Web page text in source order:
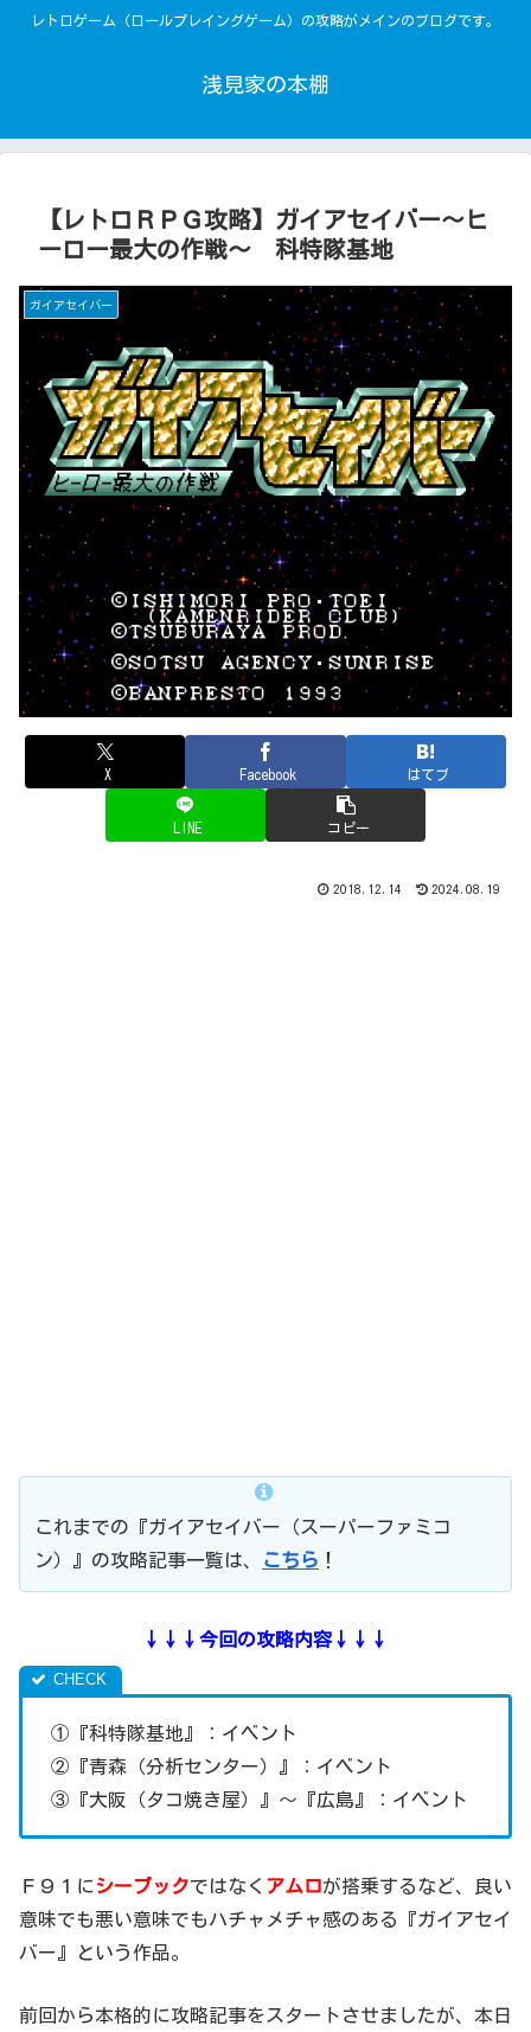
レトロゲーム（ロールプレイングゲーム）の攻略がメインのブログです。
浅見家の本棚
【レトロＲＰＧ攻略】ガイアセイバー～ヒ
ーロー最大の作戦～ 科特隊基地
ガイアセイバー
X Facebook はてブ
LINE コピー
2018.12.14 2024.08.19
これまでの『ガイアセイバー（スーパーファミコ
ン）』の攻略記事一覧は、
こちら ！
↓↓↓今回の攻略内容↓↓↓
①『科特隊基地』：イベント
② 『青森（分析センター）
』：イベント
③『大阪（タコ焼き屋）』～『広島』：イベント
Ｆ９１に シーブックではなく アムロが搭乗するなど、良い
意味でも悪い意味でもハチャメチャ感のある『ガイアセイ
バー』という作品。
前回から本格的に攻略記事をスタートさせましたが、本日